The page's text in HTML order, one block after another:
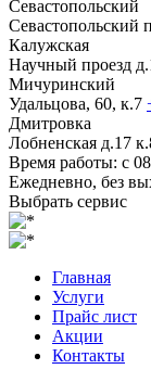
Севастопольский
Севастопольский
Калужская
Научный проезд
Мичуринский
Удальцова, 60, к.7
Дмитровка
Лобненская д.17
Время работы: с
Ежедневно, без
Выбрать сервис
Главная
Услуги
Прайс лист
Акции
Контакты